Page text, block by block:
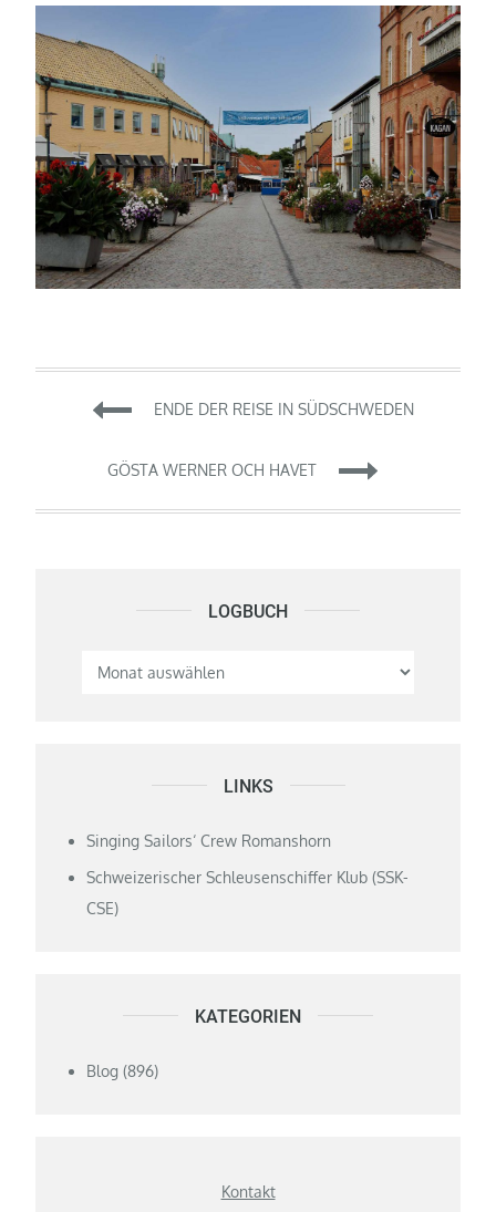
Beitragsnavigation
ENDE DER REISE IN SÜDSCHWEDEN
GÖSTA WERNER OCH HAVET
LOGBUCH Logbuch
LINKS
Singing Sailors‘ Crew Romanshorn
Schweizerischer Schleusenschiffer Klub (SSK-
CSE)
KATEGORIEN
Blog (896)
Kontakt